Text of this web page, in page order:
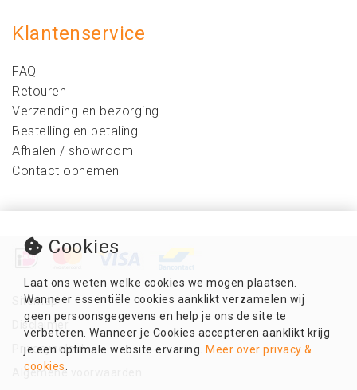
Klantenservice
FAQ
Retouren
Verzending en bezorging
Bestelling en betaling
Afhalen / showroom
Contact opnemen
Sitemap
Disclaimer
Privacybeleid
Algemene voorwaarden
Cookies
Laat ons weten welke cookies we mogen plaatsen.
Wanneer essentiële cookies aanklikt verzamelen wij
geen persoonsgegevens en help je ons de site te
verbeteren. Wanneer je Cookies accepteren aanklikt krijg
je een optimale website ervaring.
Meer over privacy &
cookies